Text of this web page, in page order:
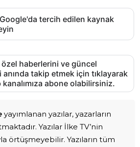
tercih edilen kaynak
özel haberlerini ve güncel
anında takip etmek için tıklayarak
abone olabilirsiniz.
yayımlanan yazılar, yazarların
Yazılar İlke TV’nin
örtüşmeyebilir. Yazıların tüm